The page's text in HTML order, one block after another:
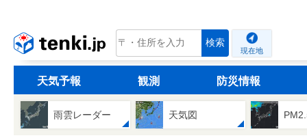
tenki.jp 検索
現在地
天気予報 観測 防災情報
雨雲レーダー 天気図